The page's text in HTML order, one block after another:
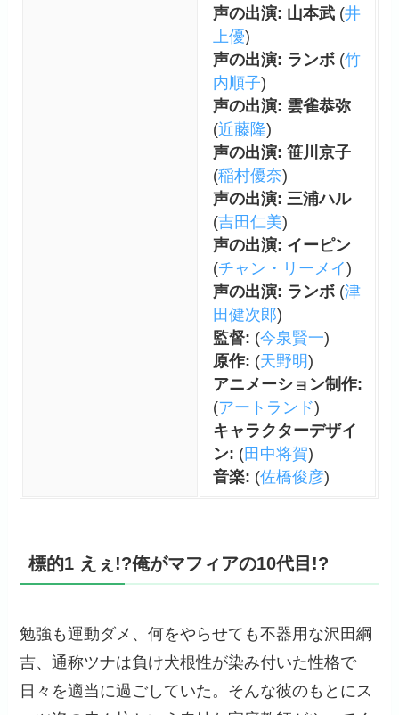
声の出演: 山本武(井
上優)
声の出演: ランボ(竹
内順子)
声の出演: 雲雀恭弥
(近藤隆)
声の出演: 笹川京子
(稲村優奈)
声の出演: 三浦ハル
(吉田仁美)
声の出演: イーピン
(チャン・リーメイ)
声の出演: ランボ(津
田健次郎)
監督: (今泉賢一)
原作: (天野明)
アニメーション制作:
(アートランド)
キャラクターデザイ
ン: (田中将賀)
音楽: (佐橋俊彦)
標的1 えぇ!?俺がマフィアの10代目!?
勉強も運動ダメ、何をやらせても不器用な沢田綱
吉、通称ツナは負け犬根性が染み付いた性格で
日々を適当に過ごしていた。そんな彼のもとにス